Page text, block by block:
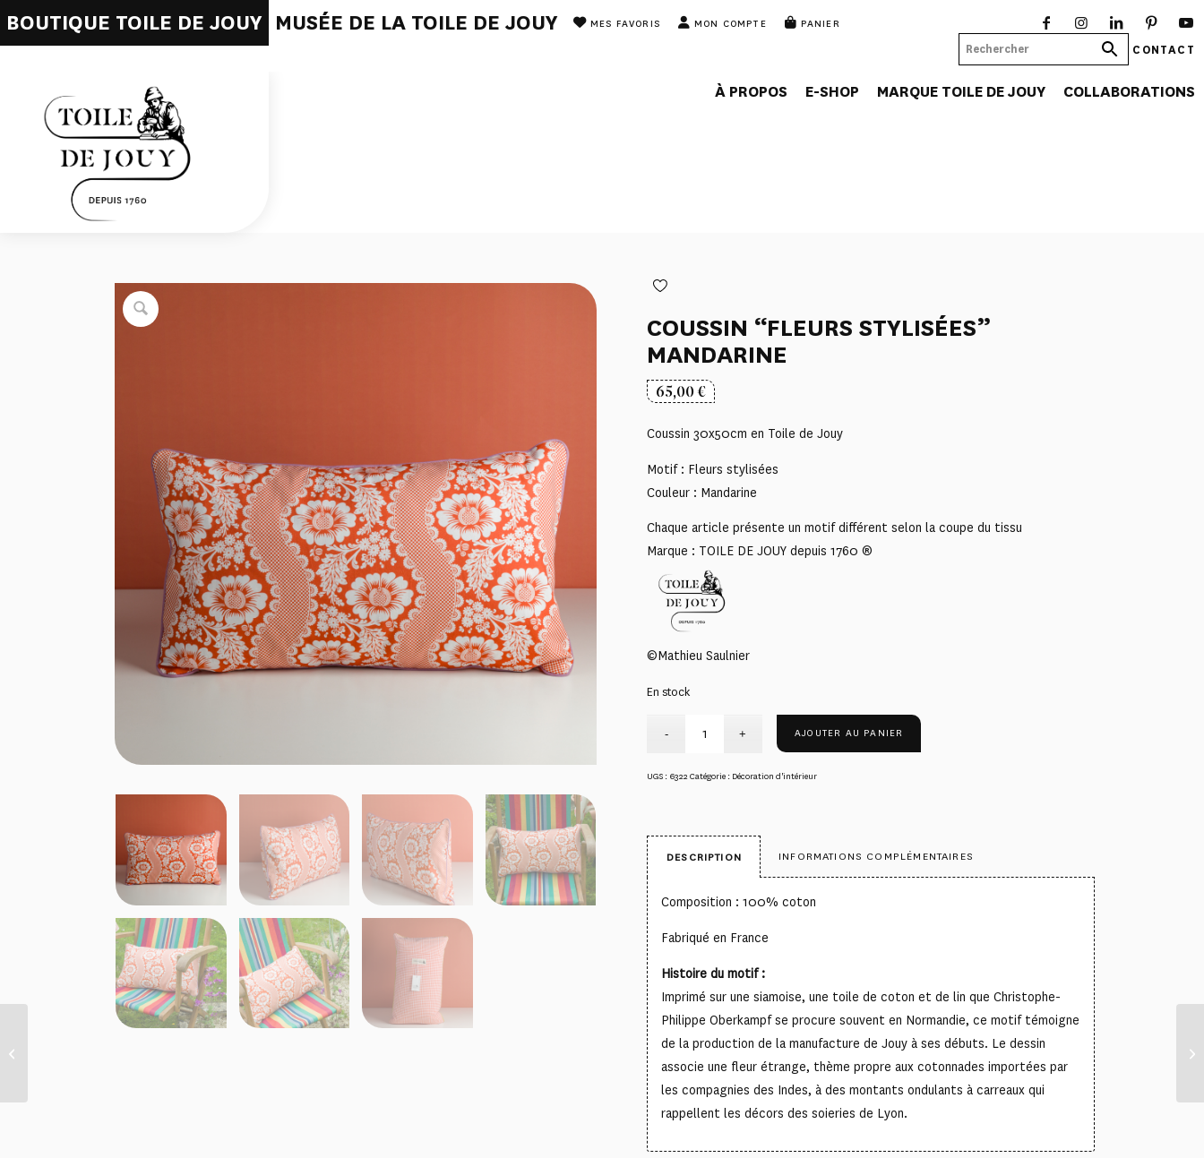
BOUTIQUE TOILE DE JOUY MUSÉE DE LA TOILE DE JOUY MES FAVORIS MON COMPTE PANIER
CONTACT
À PROPOS E-SHOP MARQUE TOILE DE JOUY COLLABORATIONS
COUSSIN “FLEURS STYLISÉES”
MANDARINE
65,00€
Coussin 30x50cm en Toile de Jouy
Motif : Fleurs stylisées
Couleur : Mandarine
Chaque article présente un motif différent selon la coupe du tissu
Marque : TOILE DE JOUY depuis 1760 ®
©Mathieu Saulnier
En stock
AJOUTER AU PANIER
UGS : 6322Catégorie : Décoration d'intérieur
DESCRIPTION INFORMATIONS COMPLÉMENTAIRES
Composition : 100% coton
Fabriqué en France
Histoire du motif :
Imprimé sur une siamoise, une toile de coton et de lin que Christophe-
Philippe Oberkampf se procure souvent en Normandie, ce motif témoigne
de la production de la manufacture de Jouy à ses débuts. Le dessin
associe une fleur étrange, thème propre aux cotonnades importées par
les compagnies des Indes, à des montants ondulants à carreaux qui
rappellent les décors des soieries de Lyon.